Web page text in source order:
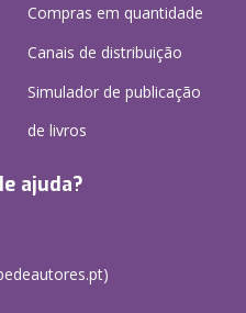
Compras em quantidade
Canais de distribuição
Simulador de publicação
de livros
ajuda?
)